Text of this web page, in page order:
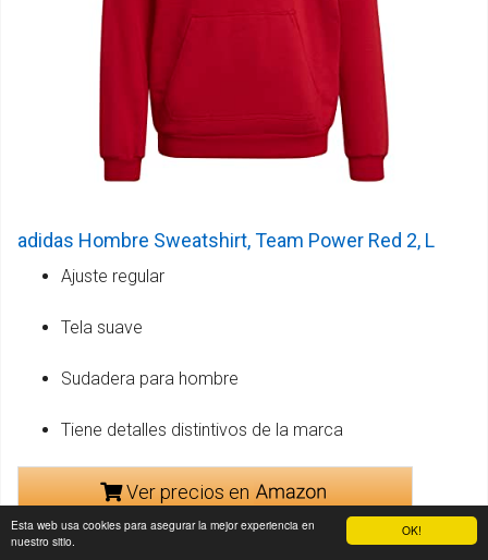
OK!
Esta web usa cookies para asegurar la mejor experiencia en
nuestro sitio.
adidas Hombre Sweatshirt, Team Power Red 2, L
Ajuste regular
Tela suave
Sudadera para hombre
Tiene detalles distintivos de la marca
Ver precios en